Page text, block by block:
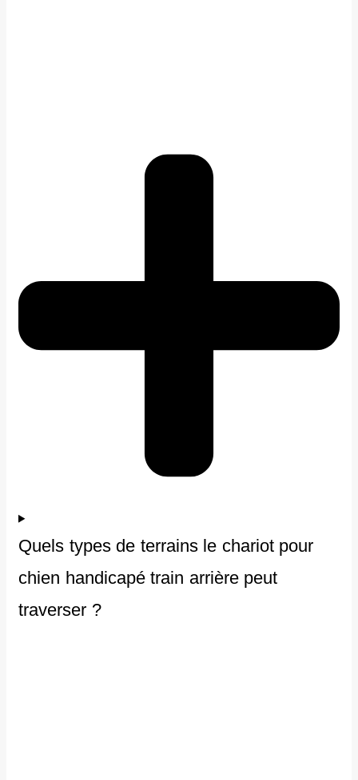
Quels types de terrains le chariot pour
chien handicapé train arrière peut
traverser ?